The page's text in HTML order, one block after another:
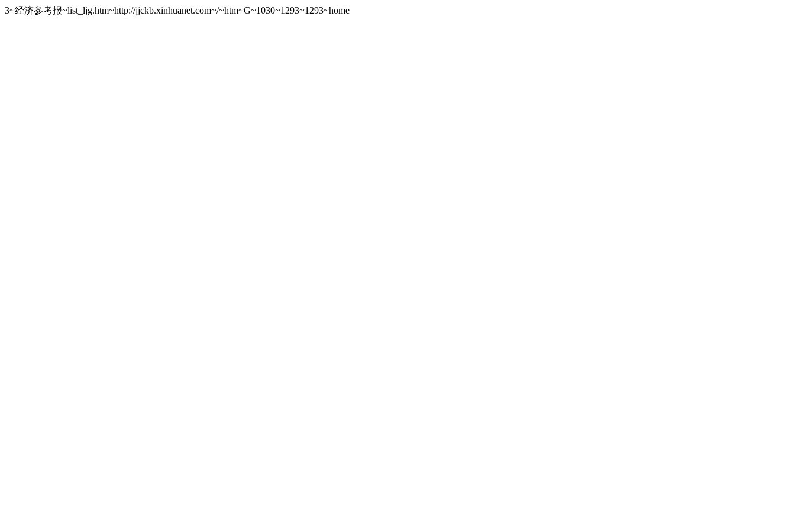
3~经济参考报~list_ljg.htm~http://jjckb.xinhuanet.com~/~htm~G~1030~1293~1293~home